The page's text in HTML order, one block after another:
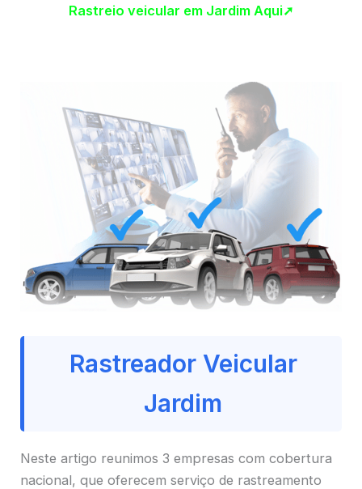
Rastreio veicular em Jardim Aqui➚
Rastreador Veicular
Jardim
Neste artigo reunimos 3 empresas com cobertura
nacional, que oferecem serviço de rastreamento